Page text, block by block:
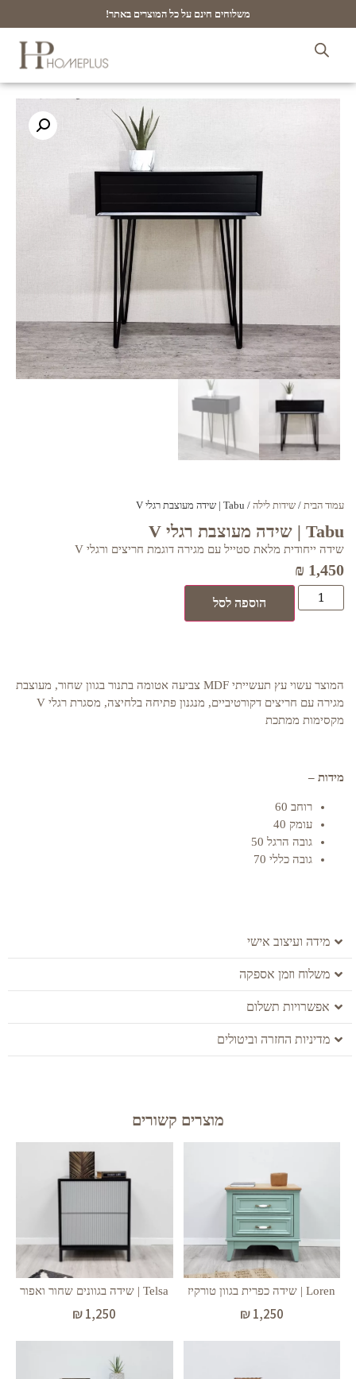
משלוחים חינם על כל המוצרים באתר!
עמוד הבית / שידות לילה / Tabu | שידה מעוצבת רגלי V
Tabu | שידה מעוצבת רגלי V
שידה ייחודית מלאת סטייל עם מגירה דוגמת חריצים ורגלי V
₪ 1,450
הוספה לסל
המוצר עשוי עץ תעשייתי MDF צביעה אטומה בתנור בגוון שחור, מעוצבת
מגירה עם חריצים דקורטיביים, מנגנון פתיחה בלחיצה, מסגרת רגלי V
מקסימות ממתכת
מידות –
רוחב 60
עומק 40
גובה הרגל 50
גובה כללי 70
מידה ועיצוב אישי
משלוח וזמן אספקה
אפשרויות תשלום
מדיניות החזרה וביטולים
מוצרים קשורים
Loren | שידה כפרית בגוון טורקיז
₪1,250
Telsa | שידה בגוונים שחור ואפור
₪1,250